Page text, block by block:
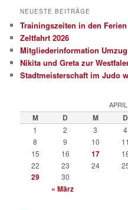
NEUESTE BEITRÄGE
Trainingszeiten in den Ferien
Zeltfahrt 2026
Mitgliederinformation
Nikita und Greta zur
Stadtmeisterschaft im Judo
M D M D
1 2 3 4
8
9 10 11
15
16 17
22
23 24
29 30
« März